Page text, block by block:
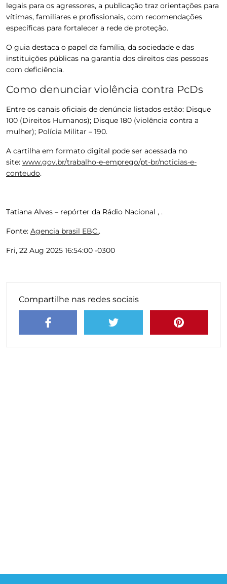
legais para os agressores, a publicação traz orientações para
vítimas, familiares e profissionais, com recomendações
específicas para fortalecer a rede de proteção.
O guia destaca o papel da família, da sociedade e das
instituições públicas na garantia dos direitos das pessoas
com deficiência.
Como denunciar violência contra PcDs
Entre os canais oficiais de denúncia listados estão: Disque
100 (Direitos Humanos); Disque 180 (violência contra a
mulher); Polícia Militar – 190.
A cartilha em formato digital pode ser acessada no
site: www.gov.br/trabalho-e-emprego/pt-br/noticias-e-
conteudo.
Tatiana Alves – repórter da Rádio Nacional , .
Fonte: Agencia brasil EBC..
Fri, 22 Aug 2025 16:54:00 -0300
Compartilhe nas redes sociais